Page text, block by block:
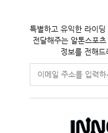
특별하고 유익한 라이
전달해주는 알톤스포
정보를 전해드